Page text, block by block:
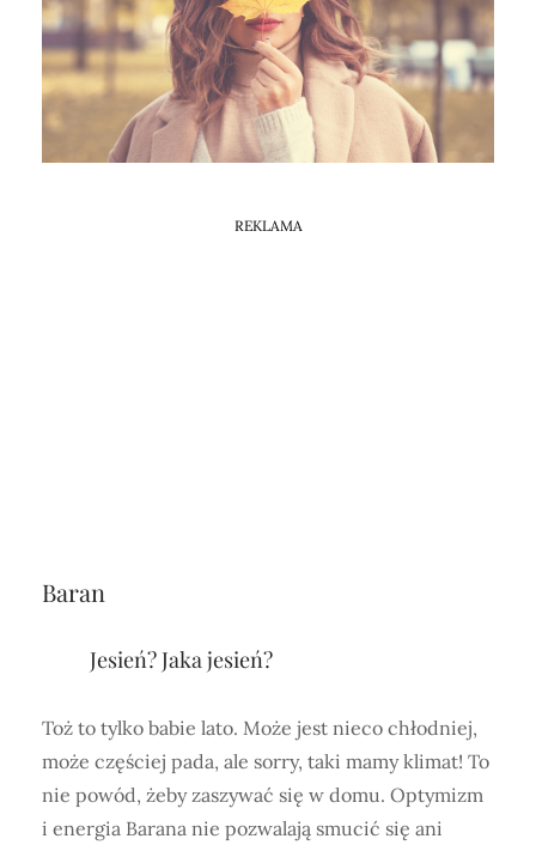
REKLAMA
Baran
Jesień? Jaka jesień?
Toż to tylko babie lato. Może jest nieco chłodniej,
może częściej pada, ale sorry, taki mamy klimat! To
nie powód, żeby zaszywać się w domu. Optymizm
i energia Barana nie pozwalają smucić się ani